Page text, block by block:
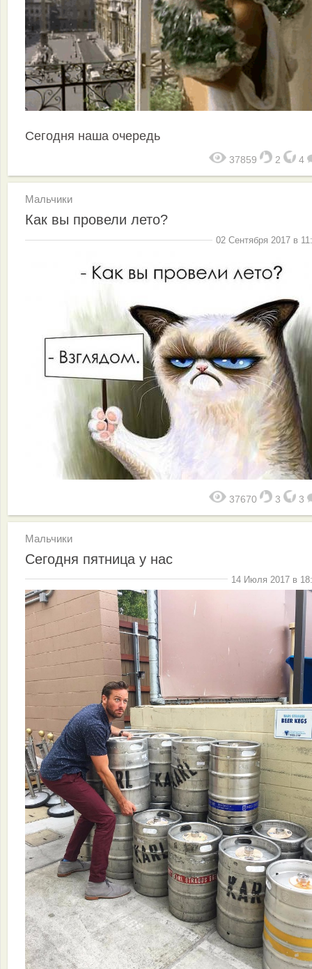
Сегодня наша очередь
37859 2 4
Мальчики
Как вы провели лето?
02 Сентября 2017 в
37670 3 3
Мальчики
Сегодня пятница у нас
14 Июля 2017 в